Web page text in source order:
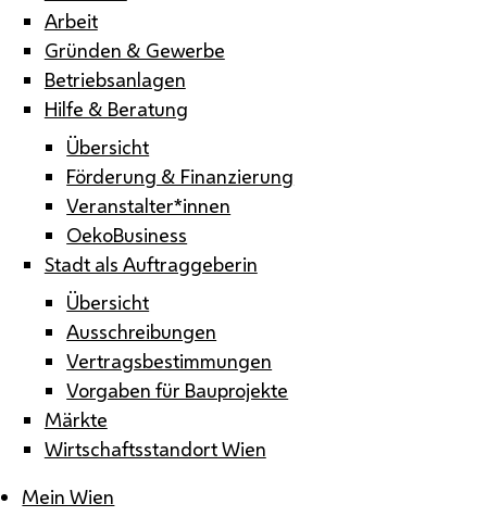
Arbeit
Gründen & Gewerbe
Betriebsanlagen
Hilfe & Beratung
Übersicht
Förderung & Finanzierung
Veranstalter*innen
OekoBusiness
Stadt als Auftraggeberin
Übersicht
Ausschreibungen
Vertragsbestimmungen
Vorgaben für Bauprojekte
Märkte
Wirtschaftsstandort Wien
Mein Wien